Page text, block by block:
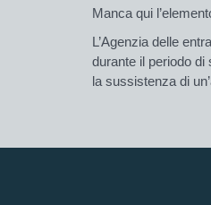
Manca qui
L’Agenzia delle
durante il periodo di
la sussistenza di